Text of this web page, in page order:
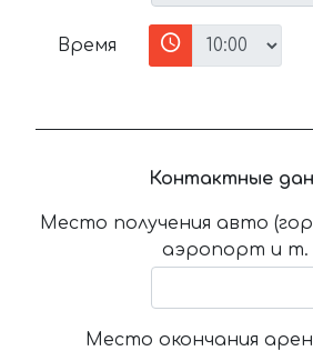
Время
Контактные
Место получения авто
аэропорт и т.
Место окончания